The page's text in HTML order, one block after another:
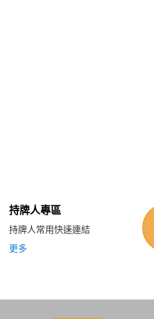
持牌人專區
持牌人常用快速連結
更多